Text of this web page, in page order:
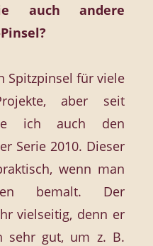
auch andere
Spitzpinsel für viele
aber seit
ich auch den
Serie 2010. Dieser
wenn man
bemalt. Der
vielseitig, denn er
sehr gut, um z. B.